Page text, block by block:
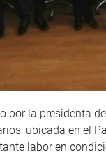
la presidenta
ubicada en el
labor en